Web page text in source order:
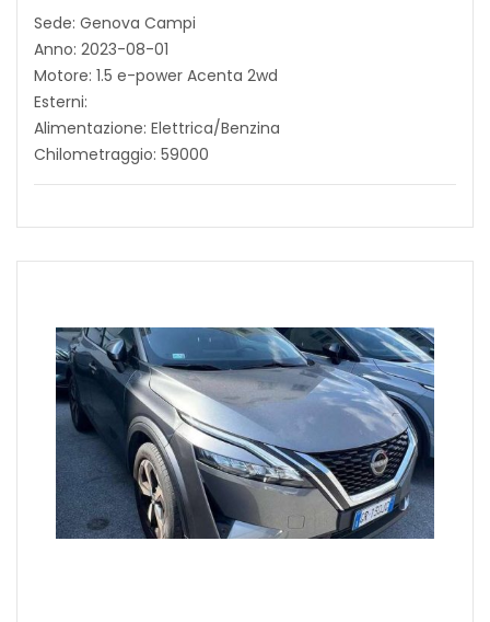
Sede: Genova Campi
Anno: 2023-08-01
Motore: 1.5 e-power Acenta 2wd
Esterni:
Alimentazione: Elettrica/Benzina
Chilometraggio: 59000